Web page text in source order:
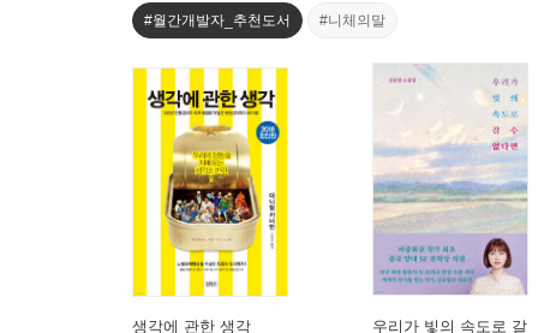
#월간개발자_추천도서 #니체의말
생각에 관한 생각
우리가 빛의 속도로 갈